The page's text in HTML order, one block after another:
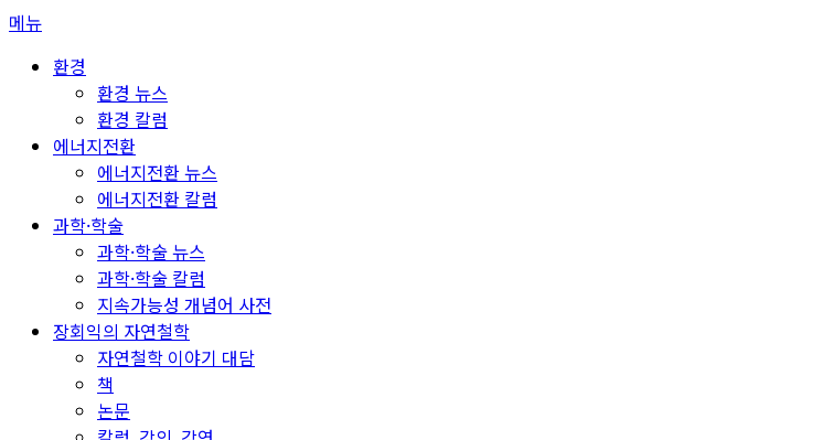
콘
메뉴
환경
환경 뉴스
환경 칼럼
에너지전환
에너지전환 뉴스
에너지전환 칼럼
과학·학술
과학·학술 뉴스
과학·학술 칼럼
지속가능성 개념어 사전
장회익의 자연철학
자연철학 이야기 대담
책
논문